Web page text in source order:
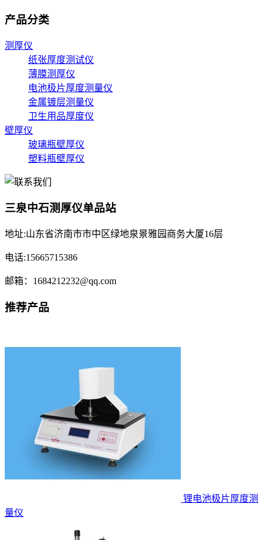
产品分类
测厚仪
纸张厚度测试仪
薄膜测厚仪
电池极片厚度测量仪
金属镀层测量仪
卫生用品厚度仪
壁厚仪
玻璃瓶壁厚仪
塑料瓶壁厚仪
三泉中石测厚仪单品站
地址:山东省济南市市中区绿地泉景雅园商务大厦16层
电话:15665715386
邮箱：1684212232@qq.com
推荐产品
锂电池极片厚度测
量仪